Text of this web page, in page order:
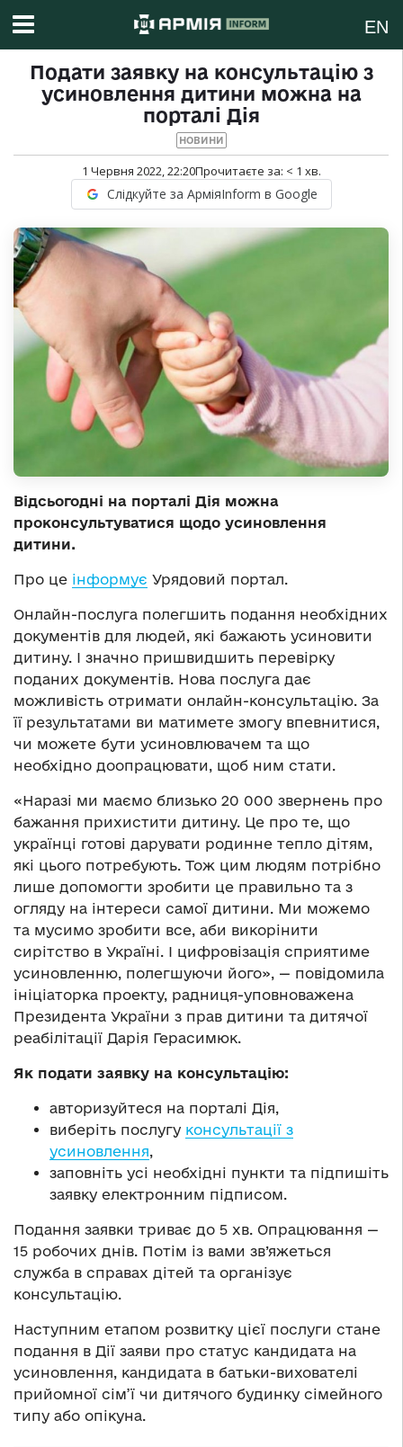
EN
Подати заявку на консультацію з
усиновлення дитини можна на
порталі Дія
НОВИНИ
1 Червня 2022, 22:20Прочитаєте за: < 1 хв.
Слідкуйте за АрміяInform в Google
Відсьогодні на порталі Дія можна
проконсультуватися щодо усиновлення
дитини.
Про це інформує Урядовий портал.
Онлайн-послуга полегшить подання необхідних
документів для людей, які бажають усиновити
дитину. І значно пришвидшить перевірку
поданих документів. Нова послуга дає
можливість отримати онлайн-консультацію. За
її результатами ви матимете змогу впевнитися,
чи можете бути усиновлювачем та що
необхідно доопрацювати, щоб ним стати.
«Наразі ми маємо близько 20 000 звернень про
бажання прихистити дитину. Це про те, що
українці готові дарувати родинне тепло дітям,
які цього потребують. Тож цим людям потрібно
лише допомогти зробити це правильно та з
огляду на інтереси самої дитини. Ми можемо
та мусимо зробити все, аби викорінити
сирітство в Україні. І цифровізація сприятиме
усиновленню, полегшуючи його», — повідомила
ініціаторка проекту, радниця-уповноважена
Президента України з прав дитини та дитячої
реабілітації Дарія Герасимюк.
Як подати заявку на консультацію:
авторизуйтеся на порталі Дія,
виберіть послугу консультації з
усиновлення
заповніть усі необхідні пункти та підпишіть
заявку електронним підписом.
Подання заявки триває до 5 хв. Опрацювання —
15 робочих днів. Потім із вами зв’яжеться
служба в справах дітей та організує
консультацію.
Наступним етапом розвитку цієї послуги стане
подання в Дії заяви про статус кандидата на
усиновлення, кандидата в батьки-вихователі
прийомної сім’ї чи дитячого будинку сімейного
типу або опікуна.